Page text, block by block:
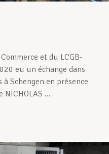
et du LCGB-
eu un échange dans
Schengen en présence
...